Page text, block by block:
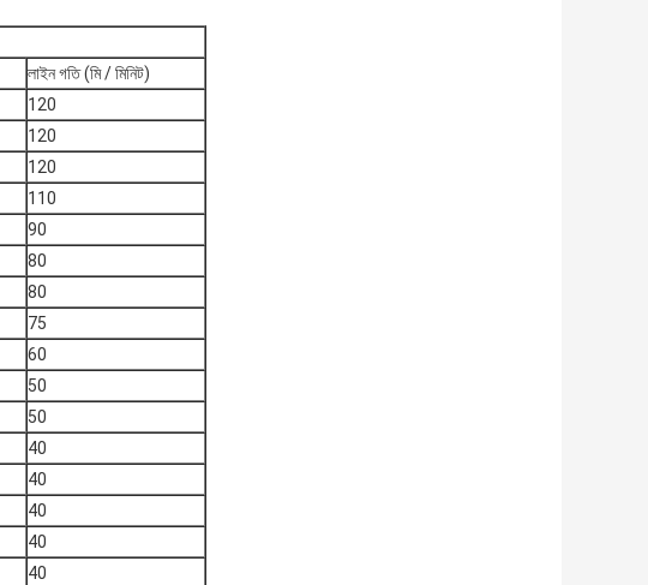
লাইন গতি (মি / মিনিট)
120
120
120
110
90
80
80
75
60
50
50
40
40
40
40
40